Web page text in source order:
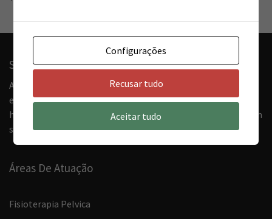
Sobre Nós
A Clínica Thais Azevedo tem como missão prover, com
excelência, serviços de fisioterapia, pilates e acupuntura
humanizados á população, para que a vida seja apreciada com
saúde.
Áreas De Atuação
Fisioterapia Pelvica
Configurações
Recusar tudo
Aceitar tudo